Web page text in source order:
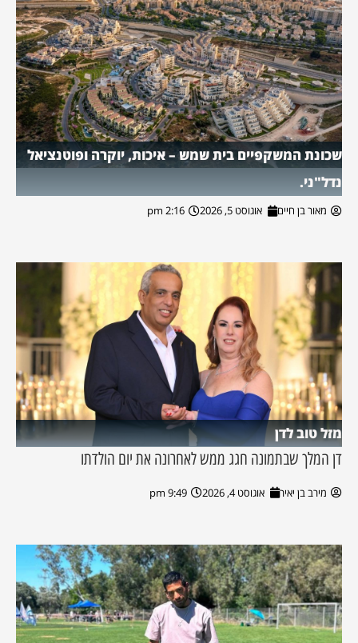
שכונת המשקפיים בית שמש – איכות, יוקרה ופוטנציאל
נדל"ני.
מאור בן חיים אוגוסט 5, 2026 2:16 pm
מזל טוב לדן
דן המלך שבתמונה חגג ממש לאחרונה את יום הולדתו
מירב בן יאיר אוגוסט 4, 2026 9:49 pm